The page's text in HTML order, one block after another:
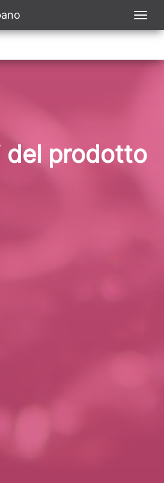
del prodotto